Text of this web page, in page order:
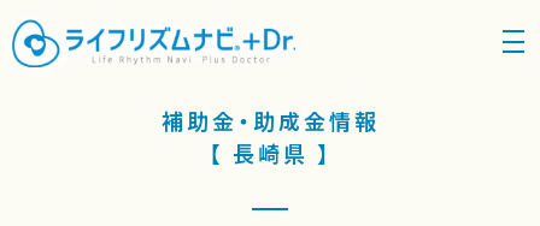
density_medium
補助金・助成金情報
【 長崎県 】